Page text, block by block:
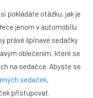
pokládáte otázku, jak je
jenom v automobilu
právě špinavé sedačky
oblečením, které se
na sedačce. Abyste se
sedaček,
přistupovat.